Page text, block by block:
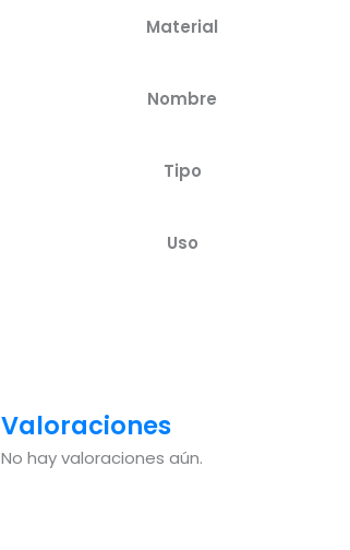
Material
Nombre
Tipo
Uso
Valoraciones
No hay valoraciones aún.